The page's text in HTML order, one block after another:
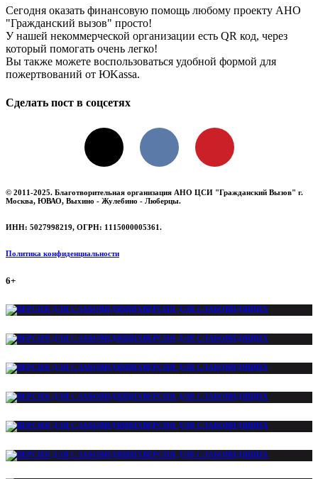
Сегодня оказать финансовую помощь любому проекту АНО
"Гражданский вызов" просто!
У нашей некоммерческой организации есть QR код, через
который помогать очень легко!
Вы также можете воспользоваться удобной формой для
пожертвований от ЮKassа.
Сделать пост в соцсетях
VKontakte
© 2011-2025. Благотворительная организация АНО ЦСИ "Гражданский Вызов" г.
Москва, ЮВАО, Выхино - Жулебино - Люберцы.
ИНН: 5027998219, ОГРН: 1115000005361.
Политика конфиденциальности
6+
ВЕРСИЯ ДЛЯ СЛАБОВИДЯЩИХ
ВЕРСИЯ ДЛЯ СЛАБОВИДЯЩИХ
ВЕРСИЯ ДЛЯ СЛАБОВИДЯЩИХ
ВЕРСИЯ ДЛЯ СЛАБОВИДЯЩИХ
ВЕРСИЯ ДЛЯ СЛАБОВИДЯЩИХ
ВЕРСИЯ ДЛЯ СЛАБОВИДЯЩИХ